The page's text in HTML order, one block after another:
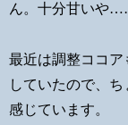
ん。十分甘いや
最近は調整ココ
していたので、
感じています。